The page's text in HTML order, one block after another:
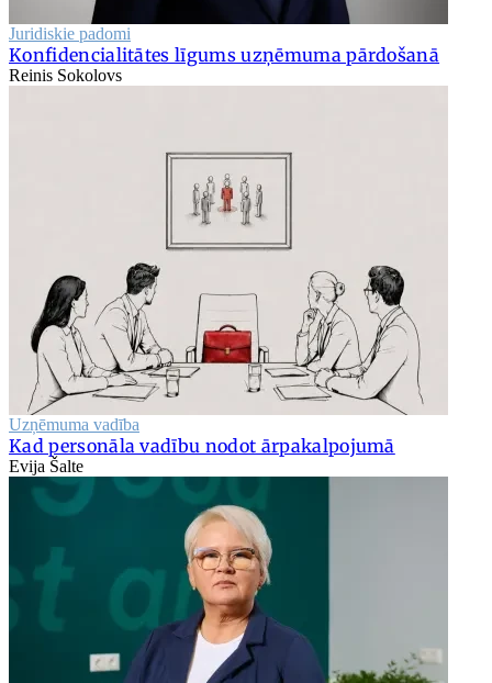
Juridiskie padomi
Konfidencialitātes līgums uzņēmuma pārdošanā
Reinis Sokolovs
Uzņēmuma vadība
Kad personāla vadību nodot ārpakalpojumā
Evija Šalte